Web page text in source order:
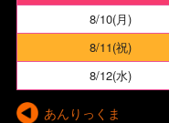
8/10(月)
8/11(祝)
8/12(水)
あんりっくま